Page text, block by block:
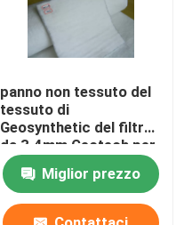
panno non tessuto del
tessuto di
Geosynthetic del filtro
da 3.4mm Geotech per
la costruzione di
stradeMiglior prezzo